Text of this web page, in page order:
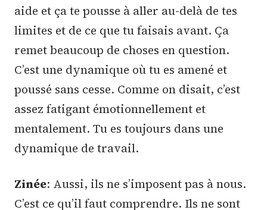
aide et ça te pousse à aller au-delà de tes
limites et de ce que tu faisais avant. Ça
remet beaucoup de choses en question.
C’est une dynamique où tu es amené et
poussé sans cesse. Comme on disait, c’est
assez fatigant émotionnellement et
mentalement. Tu es toujours dans une
dynamique de travail.
Zinée: Aussi, ils ne s’imposent pas à nous.
C’est ce qu’il faut comprendre. Ils ne sont